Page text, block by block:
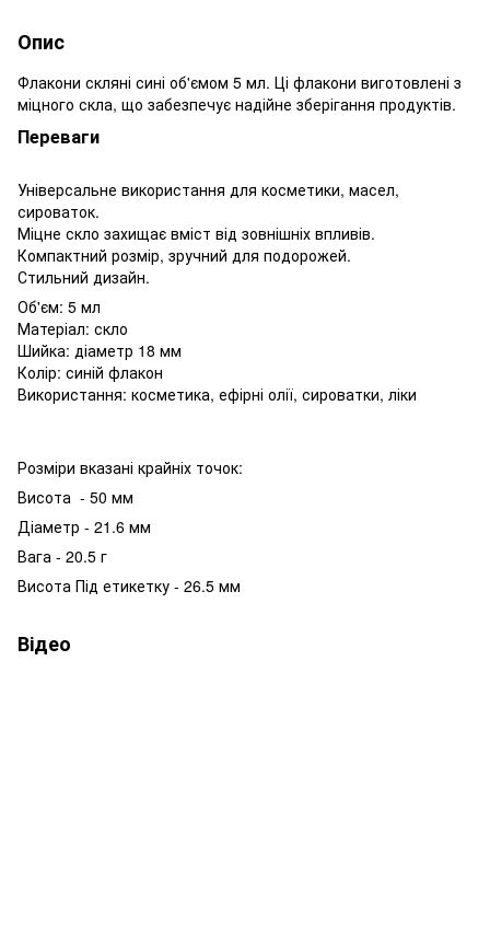
Опис
Флакони скляні сині об'ємом 5 мл. Ці флакони виготовлені з
міцного скла, що забезпечує надійне зберігання продуктів.
Переваги
Універсальне використання для косметики, масел,
сироваток.
Міцне скло захищає вміст від зовнішніх впливів.
Компактний розмір, зручний для подорожей.
Стильний дизайн.
Об'єм: 5 мл
Матеріал: скло
Шийка: діаметр 18 мм
Колір: синій флакон
Використання: косметика, ефірні олії, сироватки, ліки
Розміри вказані крайніх точок:
Висота - 50 мм
Діаметр - 21.6 мм
Вага - 20.5 г
Висота Під етикетку - 26.5 мм
Відео